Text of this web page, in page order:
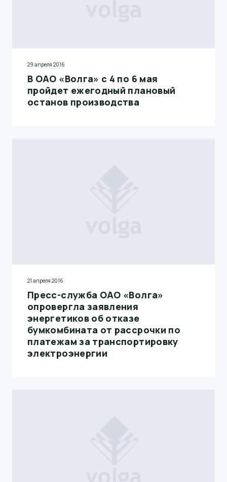
29 апреля 2016
В ОАО «Волга» с 4 по 6 мая
пройдет ежегодный плановый
останов производства
21 апреля 2016
Пресс-служба ОАО «Волга»
опровергла заявления
энергетиков об отказе
бумкомбината от рассрочки по
платежам за транспортировку
электроэнергии